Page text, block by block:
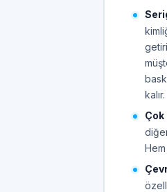
kalır.
Çok